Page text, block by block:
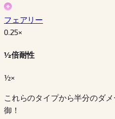
フェアリー
0.25×
½倍耐性
½×
これらのタイプから半分のダ
御！